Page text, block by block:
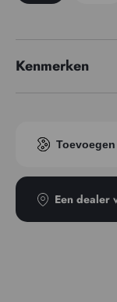
Kenmerken
Transparantie
Een dealer